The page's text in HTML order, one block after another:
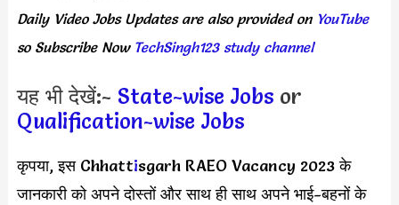
Daily Video Jobs Updates are also provided onYouTube
so Subscribe Now TechSingh123 study channel
यह भी देखें:- State-wise Jobs or
Qualification-wise Jobs
कृपया, इस Chhattisgarh RAEO Vacancy 2023 के
जानकारी को अपने दोस्तों और साथ ही साथ अपने भाई-बहनों के